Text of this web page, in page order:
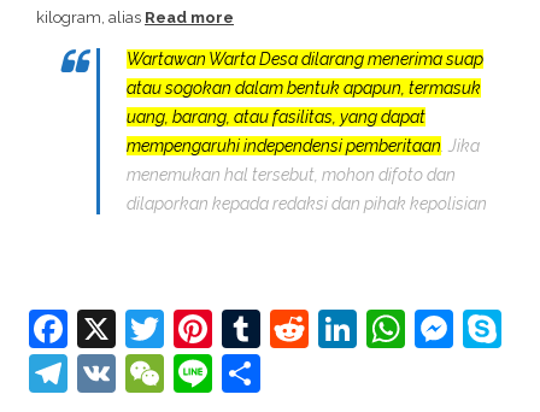
kilogram, alias Read more
Wartawan Warta Desa dilarang menerima suap
atau sogokan dalam bentuk apapun, termasuk
uang, barang, atau fasilitas, yang dapat
mempengaruhi independensi pemberitaan. Jika
menemukan hal tersebut, mohon difoto dan
dilaporkan kepada redaksi dan pihak kepolisian
Facebook
X Twitter
Pinterest
Tumblr
Reddit
LinkedIn
Telegram
VK WeChat
Line